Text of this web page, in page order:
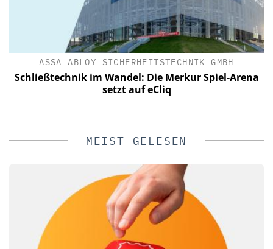
ASSA ABLOY SICHERHEITSTECHNIK GMBH
Schließtechnik im Wandel: Die Merkur Spiel-Arena
setzt auf eCliq
MEIST GELESEN